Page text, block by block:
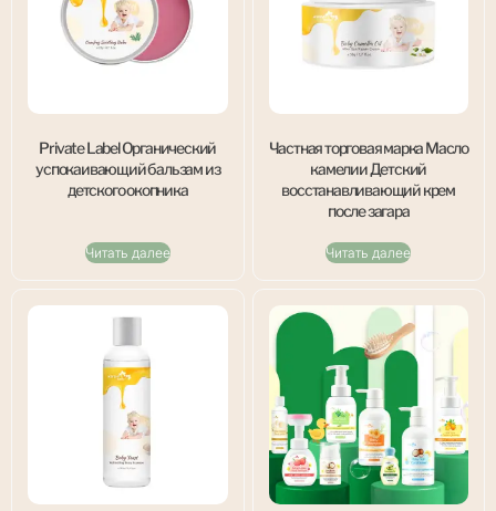
Private Label Органический
успокаивающий бальзам из
детского окопника
Читать далее
Частная торговая марка Масло
камелии Детский
восстанавливающий крем
после загара
Читать далее